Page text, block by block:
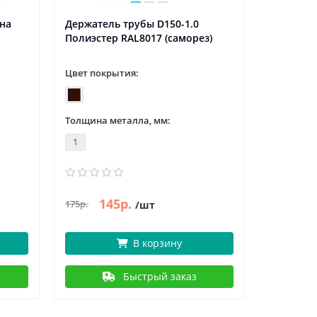
Держатель трубы D150-1.0
Полиэстер RAL8017 (саморез)
Цвет покрытия:
Толщина металла, мм:
1
175р. 145р. /шт
В корзину
Быстрый заказ